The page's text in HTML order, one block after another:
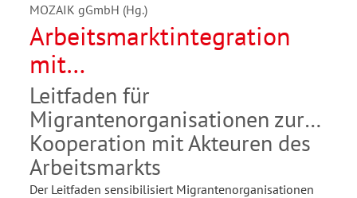
MOZAIK gGmbH (Hg.)
Arbeitsmarktintegration
mit
Migrantenorganisationen
Leitfaden für
Migrantenorganisationen zur
Kooperation mit Akteuren des
Arbeitsmarkts
Der Leitfaden sensibilisiert Migrantenorganisationen